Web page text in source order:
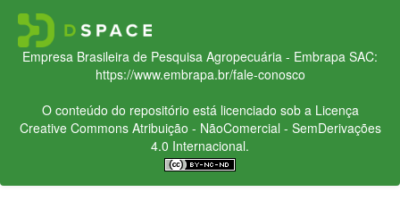
Empresa Brasileira de Pesquisa Agropecuária - Embrapa SAC:
https://www.embrapa.br/fale-conosco
O conteúdo do repositório está licenciado sob a Licença
Creative CommonsAtribuição - NãoComercial - SemDerivações
4.0 Internacional.